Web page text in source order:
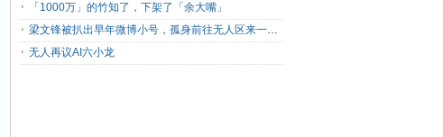
「1000万」的竹知了，下架了「余大嘴」
梁文锋被扒出早年微博小号，孤身前往无人区来一场相当 deep 的 seek 旅行
无人再议AI六小龙